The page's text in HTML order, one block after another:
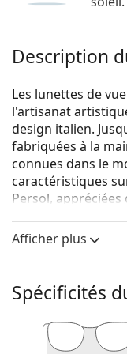
Description
Les lunettes de
l'artisanat
design italien.
fabriquées à la
connues dans le
caractéristiques
Persol,
grâce à leur
traditionnelles et
Voyez de quoi
la fonction d'essai
Monture de
Afficher plus
Spécificités